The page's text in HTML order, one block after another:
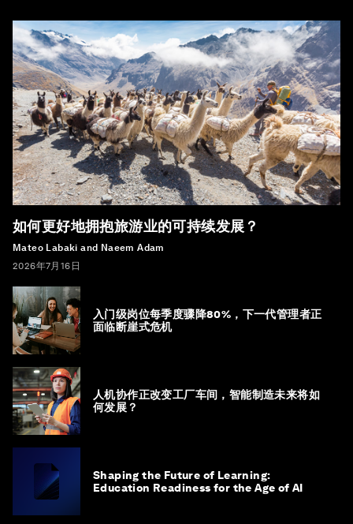
如何更好地拥抱旅游业的可持续发展？
Mateo Labaki and Naeem Adam
2026年7月16日
入门级岗位每季度骤降80%，下一代管理者正
面临断崖式危机
人机协作正改变工厂车间，智能制造未来将如
何发展？
Shaping the Future of Learning:
Education Readiness for the Age of AI